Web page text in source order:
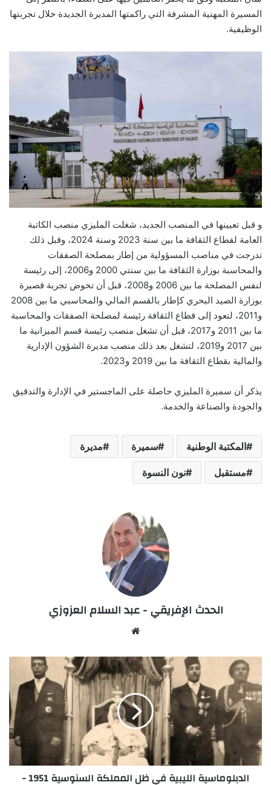
المسيرة المهنية المشرفة التي راكمتها المديرة الجديدة خلال تجربتها
الوظيفية.
و قبل تعيينها في المنصب الجديد، شغلت المليزي منصب الكاتبة
العامة لقطاع الثقافة ما بين سنة 2023 وسنة 2024، وقبل ذلك
تدرجت في مناصب المسؤولية من إطار بمصلحة الصفقات
والمحاسبة بوزارة الثقافة ما بين سنتي 2000 و2006، إلى رئيسة
لنفس المصلحة ما بين 2006 و2008، قبل أن تخوض تجربة قصيرة
بوزارة الصيد البحري كإطار بالقسم المالي والمحاسبي ما بين 2008
و2011، لتعود إلى قطاع الثقافة رئيسة لمصلحة الصفقات والمحاسبة
ما بين 2011 و2017، قبل أن تشغل منصب رئيسة قسم الميزانية ما
بين 2017 و2019، لتشغل بعد ذلك منصب مديرة الشؤون الإدارية
والمالية بقطاع الثقافة ما بين 2019 و2023.
يذكر أن سميرة المليزي حاصلة على الماجستير في الإدارة والتدقيق
والجودة والصناعة والخدمة.
المكتبة الوطنية سميرة مديرة
مستقبل نون النسوة
الحدث الإفريقي - عبد السلام العزوزي
الدبلوماسية
الليبية
في
ظل
المملكة
السنوسية
1951
-
1969
الدبلوماسية الليبية في ظل المملكة السنوسية 1951 -